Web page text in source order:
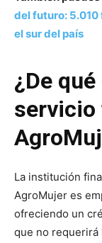
del futuro:
el sur del país
¿De
servicio
La institución
AgroMujer es
ofreciendo un
que no requerirá